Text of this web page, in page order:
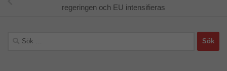
regeringen och EU intensifieras